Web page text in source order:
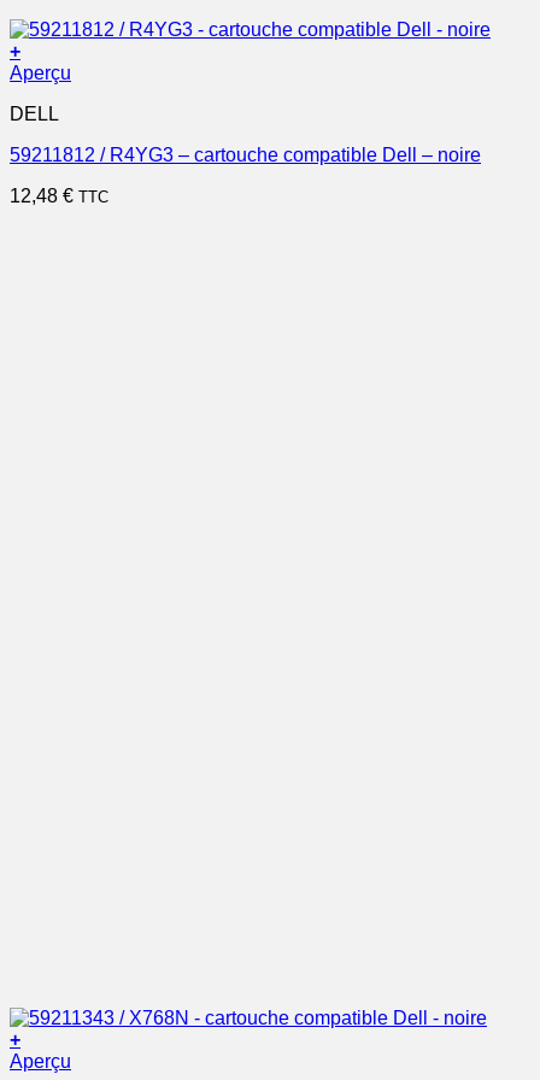
+
Aperçu
DELL
59211812 / R4YG3 – cartouche compatible Dell – noire
12,48 € TTC
+
Aperçu